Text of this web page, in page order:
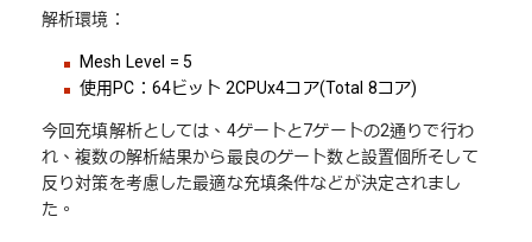
解析環境：
Mesh Level = 5
使用PC：64ビット 2CPUx4コア(Total 8コア)
今回充填解析としては、4ゲートと7ゲートの2通りで行わ
れ、複数の解析結果から最良のゲート数と設置個所そして
反り対策を考慮した最適な充填条件などが決定されまし
た。